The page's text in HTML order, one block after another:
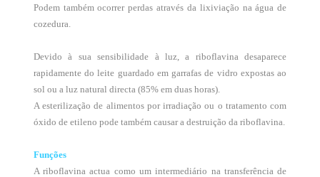
Podem também ocorrer perdas através da lixiviação na água de
cozedura.
Devido à sua sensibilidade à luz, a riboflavina desaparece
rapidamente do leite guardado em garrafas de vidro expostas ao
sol ou a luz natural directa (85% em duas horas).
A esterilização de alimentos por irradiação ou o tratamento com
óxido de etileno pode também causar a destruição da riboflavina.
Funções
A riboflavina actua como um intermediário na transferência de